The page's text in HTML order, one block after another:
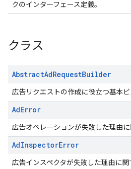
クのインターフェース定義。
クラス
AbstractAdRequestBuilder
広告リクエストの作成に役立つ基本ビ
AdError
広告オペレーションが失敗した理由に
AdInspectorError
広告インスペクタが失敗した理由に関